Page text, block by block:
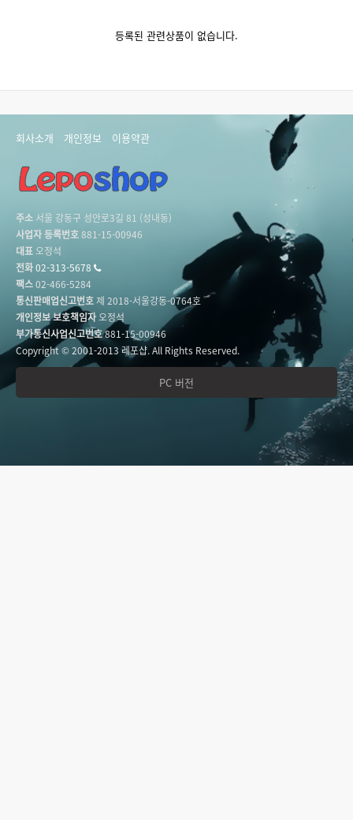
등록된 관련상품이 없습니다.
회사소개 개인정보 이용약관
주소 서울 강동구 성안로3길 81 (성내동)
사업자 등록번호881-15-00946
대표오정석
전화02-313-5678
팩스02-466-5284
통신판매업신고번호제 2018-서울강동-0764호
개인정보 보호책임자오정석
부가통신사업신고번호881-15-00946
Copyright © 2001-2013 레포샵. All Rights Reserved.
PC 버전